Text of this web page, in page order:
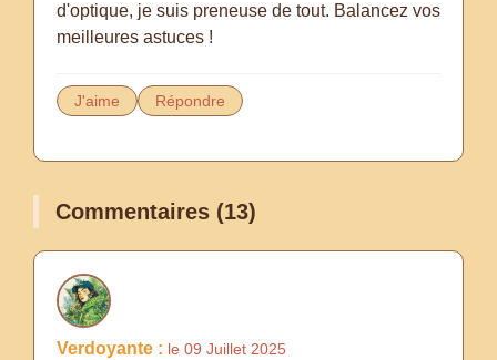
d'optique, je suis preneuse de tout. Balancez vos
meilleures astuces !
J'aime Répondre
Commentaires (13)
Verdoyante : le 09 Juillet 2025